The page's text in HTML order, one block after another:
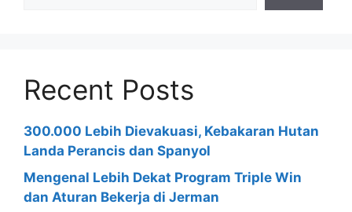
Recent Posts
300.000 Lebih Dievakuasi, Kebakaran Hutan
Landa Perancis dan Spanyol
Mengenal Lebih Dekat Program Triple Win
dan Aturan Bekerja di Jerman